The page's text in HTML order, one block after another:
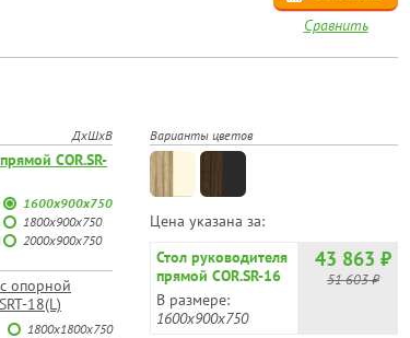
Сравнить
ДхШхВ
COR.SR-
1600х900х750
1800х900х750
2000х900х750
опорной
18(L)
1800х1800х750
Варианты цветов
Цена указана за:
Стол руководителя
прямой COR.SR-16
В размере:
1600х900х750
43 863 ₽
51 603 ₽